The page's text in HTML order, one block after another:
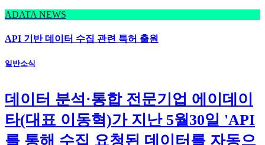
ADATA NEWS
API 기반 데이터 수집 관련 특허 출원
일반소식
데이터 분석·통합 전문기업 에이데이
타(대표 이동혁)가 지난 5월30일 'API
를 통해 수집 요청된 데이터를 자동으